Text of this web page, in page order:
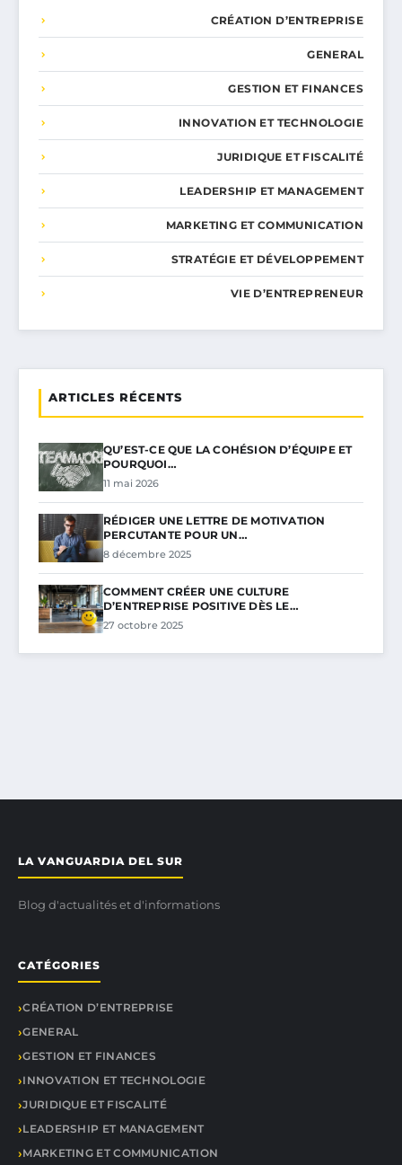
CRÉATION D’ENTREPRISE
GENERAL
GESTION ET FINANCES
INNOVATION ET TECHNOLOGIE
JURIDIQUE ET FISCALITÉ
LEADERSHIP ET MANAGEMENT
MARKETING ET COMMUNICATION
STRATÉGIE ET DÉVELOPPEMENT
VIE D’ENTREPRENEUR
ARTICLES RÉCENTS
QU’EST-CE QUE LA COHÉSION D’ÉQUIPE ET
POURQUOI…
11 mai 2026
RÉDIGER UNE LETTRE DE MOTIVATION
PERCUTANTE POUR UN…
8 décembre 2025
COMMENT CRÉER UNE CULTURE
D’ENTREPRISE POSITIVE DÈS LE…
27 octobre 2025
LA VANGUARDIA DEL SUR
Blog d'actualités et d'informations
CATÉGORIES
CRÉATION D’ENTREPRISE
GENERAL
GESTION ET FINANCES
INNOVATION ET TECHNOLOGIE
JURIDIQUE ET FISCALITÉ
LEADERSHIP ET MANAGEMENT
MARKETING ET COMMUNICATION